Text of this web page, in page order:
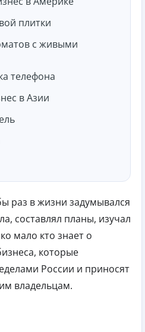
плитки
с живыми
телефона
в Азии
раз в жизни задумывался
составлял планы, изучал
мало кто знает о
которые
России и приносят
владельцам.